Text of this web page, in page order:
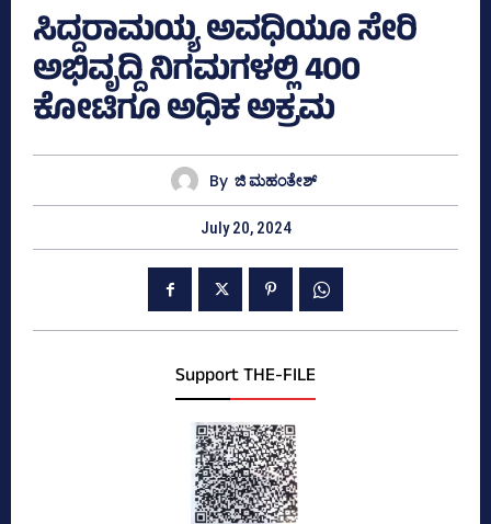
ಸಿದ್ದರಾಮಯ್ಯ ಅವಧಿಯೂ ಸೇರಿ
ಅಭಿವೃದ್ದಿ ನಿಗಮಗಳಲ್ಲಿ 400
ಕೋಟಿಗೂ ಅಧಿಕ ಅಕ್ರಮ
By ಜಿ ಮಹಂತೇಶ್
July 20, 2024
Support THE-FILE